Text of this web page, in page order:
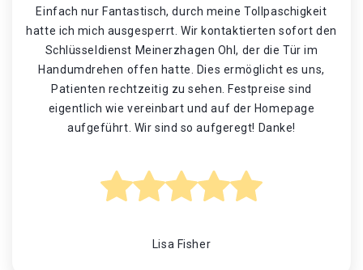
Einfach nur Fantastisch, durch meine Tollpaschigkeit
hatte ich mich ausgesperrt. Wir kontaktierten sofort den
Schlüsseldienst Meinerzhagen Ohl, der die Tür im
Handumdrehen offen hatte. Dies ermöglicht es uns,
Patienten rechtzeitig zu sehen. Festpreise sind
eigentlich wie vereinbart und auf der Homepage
aufgeführt. Wir sind so aufgeregt! Danke!
Lisa Fisher